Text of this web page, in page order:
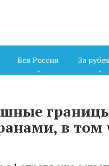
Вся Россия За
в том